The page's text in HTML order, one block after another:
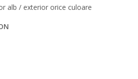
alb / exterior orice culoare